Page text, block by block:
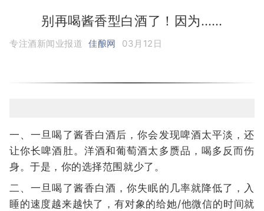
别再喝酱香型白酒了！因为……
专注酒新闻业报道 佳酿网 03月12日
一、一旦喝了酱香白酒后，你会发现啤酒太平淡，还
让你长啤酒肚。洋酒和葡萄酒太多赝品，喝多反而伤
身。于是，你的选择范围就少了。
二、一旦喝了酱香白酒，你失眠的几率就降低了，入
睡的速度越来越快了，有对象的给她/他微信的时间就